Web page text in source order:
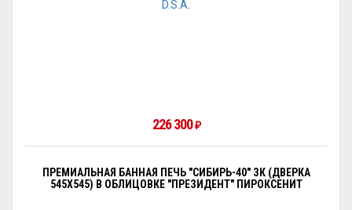
226 300 ₽
ПРЕМИАЛЬНАЯ БАННАЯ ПЕЧЬ "СИБИРЬ-40" ЗК (ДВЕРКА
545Х545) В ОБЛИЦОВКЕ "ПРЕЗИДЕНТ" ПИРОКСЕНИТ